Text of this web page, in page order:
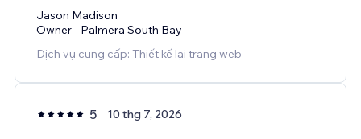
Jason Madison
Owner - Palmera South Bay
Dịch vụ cung cấp: Thiết kế lại trang web
5 10 thg 7, 2026